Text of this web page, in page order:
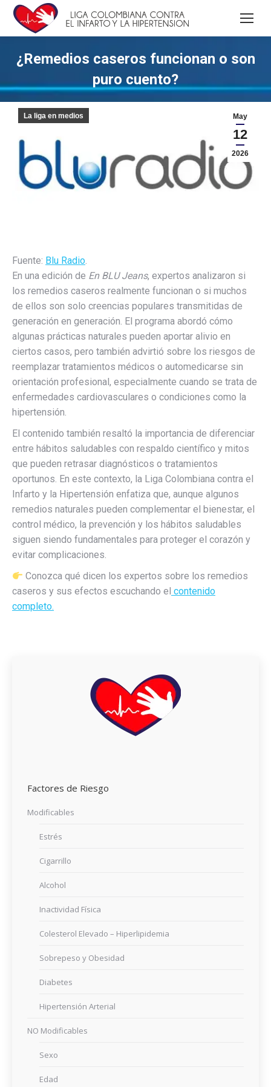
¿Remedios caseros funcionan o son
puro cuento?
May
12
2026
La liga en medios
Fuente: Blu Radio.
En una edición de En BLU Jeans, expertos analizaron si
los remedios caseros realmente funcionan o si muchos
de ellos son solo creencias populares transmitidas de
generación en generación. El programa abordó cómo
algunas prácticas naturales pueden aportar alivio en
ciertos casos, pero también advirtió sobre los riesgos de
reemplazar tratamientos médicos o automedicarse sin
orientación profesional, especialmente cuando se trata de
enfermedades cardiovasculares o condiciones como la
hipertensión.
El contenido también resaltó la importancia de diferenciar
entre hábitos saludables con respaldo científico y mitos
que pueden retrasar diagnósticos o tratamientos
oportunos. En este contexto, la Liga Colombiana contra el
Infarto y la Hipertensión enfatiza que, aunque algunos
remedios naturales pueden complementar el bienestar, el
control médico, la prevención y los hábitos saludables
siguen siendo fundamentales para proteger el corazón y
evitar complicaciones.
Conozca qué dicen los expertos sobre los remedios
caseros y sus efectos escuchando el contenido
completo.
Factores de Riesgo
Modificables
Estrés
Cigarrillo
Alcohol
Inactividad Física
Colesterol Elevado – Hiperlipidemia
Sobrepeso y Obesidad
Diabetes
Hipertensión Arterial
NO Modificables
Sexo
Edad